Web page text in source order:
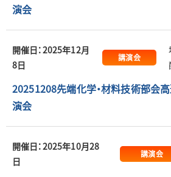
演会
開催日：2025年12月
8日
講演会
20251208先端化学・材料技術部会
演会
開催日：2025年10月28
日
講演会